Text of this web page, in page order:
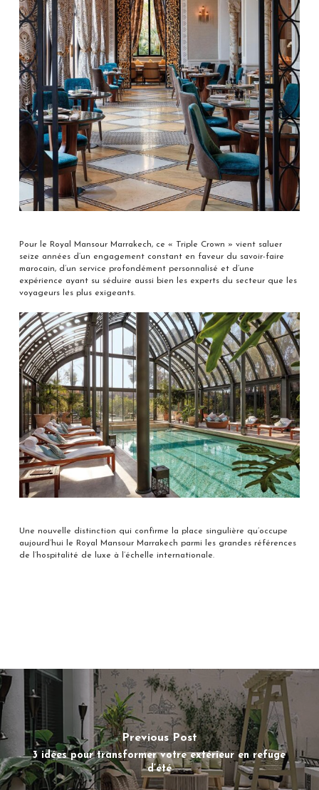
Pour le Royal Mansour Marrakech, ce « Triple Crown » vient saluer
seize années d’un engagement constant en faveur du savoir-faire
marocain, d’un service profondément personnalisé et d’une
expérience ayant su séduire aussi bien les experts du secteur que les
voyageurs les plus exigeants.
Une nouvelle distinction qui confirme la place singulière qu’occupe
aujourd’hui le Royal Mansour Marrakech parmi les grandes références
de l’hospitalité de luxe à l’échelle internationale.
Previous Post
3 idées pour transformer votre extérieur en refuge
d’été